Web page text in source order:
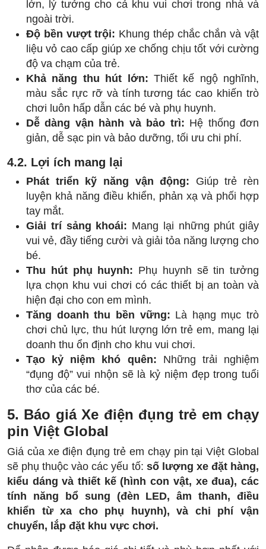
lớn, lý tưởng cho cả khu vui chơi trong nhà và
ngoài trời.
Độ bền vượt trội: Khung thép chắc chắn và vật
liệu vỏ cao cấp giúp xe chống chịu tốt với cường
độ va chạm của trẻ.
Khả năng thu hút lớn: Thiết kế ngộ nghĩnh,
màu sắc rực rỡ và tính tương tác cao khiến trò
chơi luôn hấp dẫn các bé và phụ huynh.
Dễ dàng vận hành và bảo trì: Hệ thống đơn
giản, dễ sạc pin và bảo dưỡng, tối ưu chi phí.
4.2. Lợi ích mang lại
Phát triển kỹ năng vận động: Giúp trẻ rèn
luyện khả năng điều khiển, phản xạ và phối hợp
tay mắt.
Giải trí sảng khoái: Mang lại những phút giây
vui vẻ, đầy tiếng cười và giải tỏa năng lượng cho
bé.
Thu hút phụ huynh: Phụ huynh sẽ tin tưởng
lựa chọn khu vui chơi có các thiết bị an toàn và
hiện đại cho con em mình.
Tăng doanh thu bền vững: Là hạng mục trò
chơi chủ lực, thu hút lượng lớn trẻ em, mang lại
doanh thu ổn định cho khu vui chơi.
Tạo kỷ niệm khó quên: Những trải nghiệm
“đụng độ” vui nhộn sẽ là kỷ niệm đẹp trong tuổi
thơ của các bé.
5. Báo giá Xe điện đụng trẻ em chạy
pin Việt Global
Giá của xe điện đụng trẻ em chạy pin tại Việt Global
sẽ phụ thuộc vào các yếu tố: số lượng xe đặt hàng,
kiểu dáng và thiết kế (hình con vật, xe đua), các
tính năng bổ sung (đèn LED, âm thanh, điều
khiển từ xa cho phụ huynh), và chi phí vận
chuyển, lắp đặt khu vực chơi.